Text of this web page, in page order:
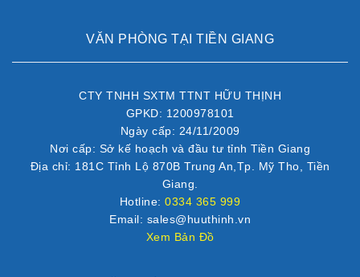
VĂN PHÒNG TẠI TIỀN GIANG
CTY TNHH SXTM TTNT HỮU THỊNH
GPKD: 1200978101
Ngày cấp: 24/11/2009
Nơi cấp: Sở kế hoạch và đầu tư tỉnh Tiền Giang
Địa chỉ: 181C Tỉnh Lộ 870B Trung An,Tp. Mỹ Tho, Tiền
Giang.
Hotline:0334 365 999
Email: sales@huuthinh.vn
Xem Bản Đồ